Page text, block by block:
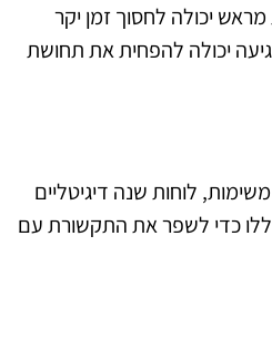
יכולה לחסוך זמן יקר
יכולה להפחית את תחושת
לוחות שנה דיגיטליים
הללו כדי לשפר את התקשורת עם